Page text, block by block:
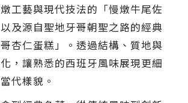
工藝與現代技法的「慢燉牛尾佐
及源自聖地牙哥朝聖之路的經典
杏仁蛋糕」。透過結構、質地與
，讓熟悉的西班牙風味展現更細
代樣貌。